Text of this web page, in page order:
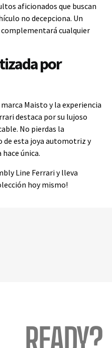
aficionados que buscan
no decepciona. Un
cualquier
por
Maisto y la experiencia
destaca por su lujoso
No pierdas la
de esta joya automotriz y
única.
Line Ferrari y lleva
hoy mismo!
READY?